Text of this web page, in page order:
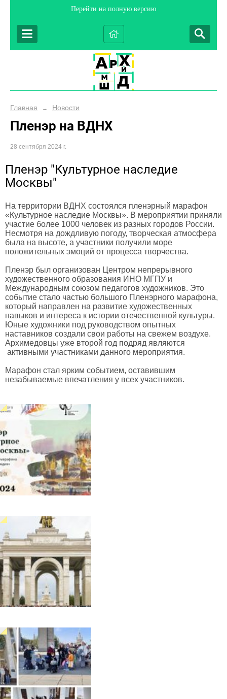
Перейти на полную версию
Главная → Новости
Пленэр на ВДНХ
28 сентября 2024 г.
Пленэр "Культурное наследие
Москвы"
На территории ВДНХ состоялся пленэрный марафон
«Культурное наследие Москвы». В мероприятии приняли
участие более 1000 человек из разных городов России.
Несмотря на дождливую погоду, творческая атмосфера
была на высоте, а участники получили море
положительных эмоций от процесса творчества.
Пленэр был организован Центром непрерывного
художественного образования ИНО МГПУ и
Международным союзом педагогов художников. Это
событие стало частью большого Пленэрного марафона,
который направлен на развитие художественных
навыков и интереса к истории отечественной культуры.
Юные художники под руководством опытных
наставников создали свои работы на свежем воздухе.
Архимедовцы уже второй год подряд являются
активными участниками данного мероприятия.
Марафон стал ярким событием, оставившим
незабываемые впечатления у всех участников.